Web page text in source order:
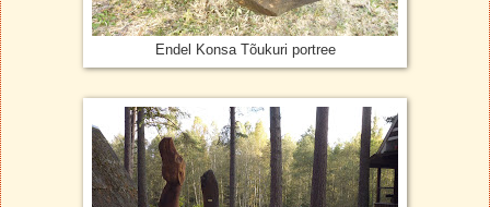
Endel Konsa Tõukuri portree